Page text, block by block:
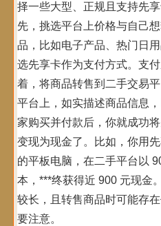
择一些大型、正规且支持先
先，挑选平台上价格与自己
品，比如电子产品、热门日
选先享卡作为支付方式。支
着，将商品转售到二手交易
平台上，如实描述商品信息
家购买并付款后，你就成功
变现为现金了。比如，你用
的平板电脑，在二手平台以
本，***终获得近 900 元现金
较长，且转售商品时可能存
要注意。